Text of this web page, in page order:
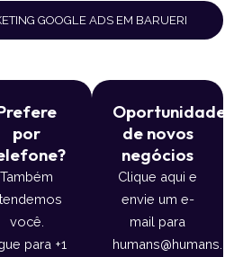
GOOGLE ADS EM BARUERI
por
Também
você.
para +1
Oportunidade
de novos
negócios
Clique aqui e
envie um e-
mail para